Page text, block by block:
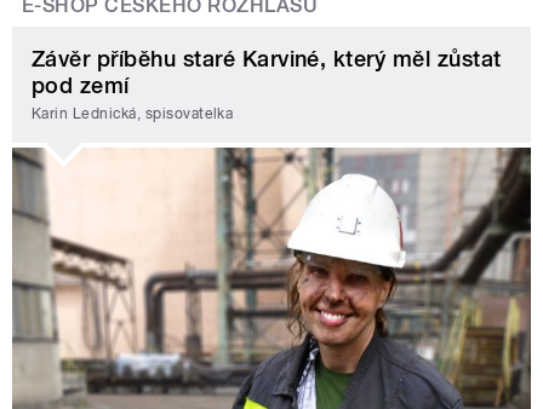
E-SHOP ČESKÉHO ROZHLASU
Závěr příběhu staré Karviné, který měl zůstat
pod zemí
Karin Lednická, spisovatelka